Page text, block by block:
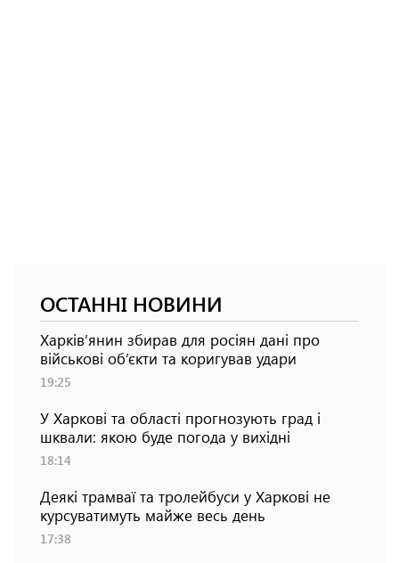
ОСТАННІ НОВИНИ
Харків’янин збирав для росіян дані про
військові об’єкти та коригував удари
19:25
У Харкові та області прогнозують град і
шквали: якою буде погода у вихідні
18:14
Деякі трамваї та тролейбуси у Харкові не
курсуватимуть майже весь день
17:38